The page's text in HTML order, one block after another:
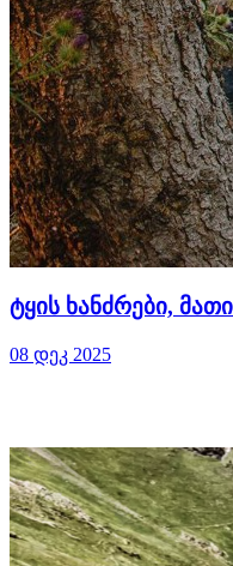
ტყის ხანძრები,
08 დეკ 2025